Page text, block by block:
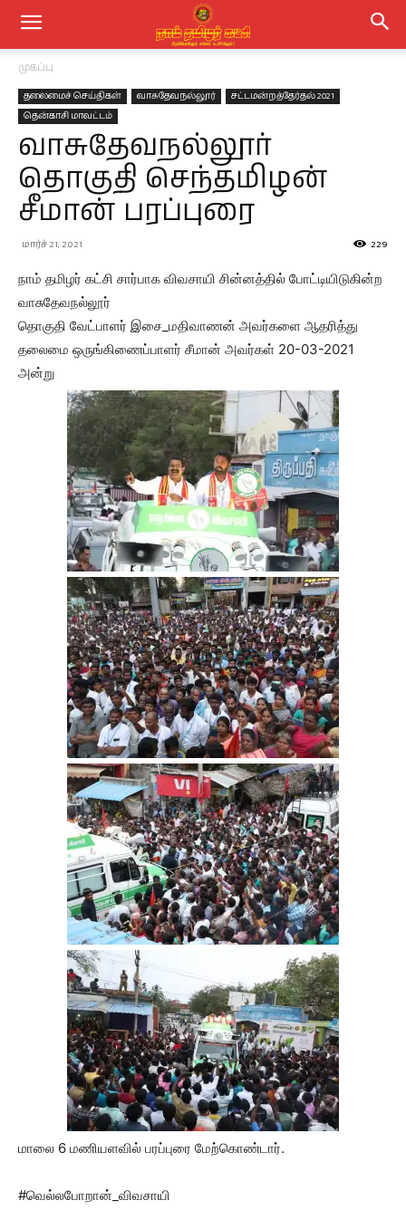
முகப்பு
தலைமைச் செய்திகள் வாசுதேவநல்லூர்
சட்டமன்றத்தேர்தல் 2021
தென்காசி மாவட்டம்
வாசுதேவநல்லூர்
தொகுதி செந்தமிழன்
சீமான் பரப்புரை
மார்ச் 21, 2021 229
நாம் தமிழர் கட்சி சார்பாக விவசாயி சின்னத்தில் போட்டியிடுகின்ற
வாசுதேவநல்லூர்
தொகுதி வேட்பாளர் இசை_மதிவாணன் அவர்களை ஆதரித்து
தலைமை ஒருங்கிணைப்பாளர் சீமான் அவர்கள் 20-03-2021
அன்று
மாலை 6 மணியளவில் பரப்புரை மேற்கொண்டார்.
#வெல்லபோறான்_விவசாயி